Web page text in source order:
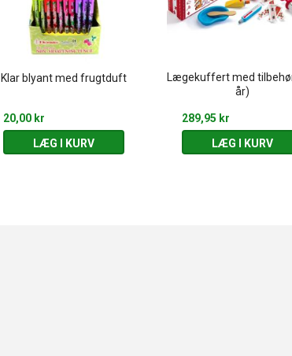
Klar blyant med frugtduft
20,00 kr
LÆG I KURV
Lægekuffert med
år)
289,95 kr
LÆG I KURV